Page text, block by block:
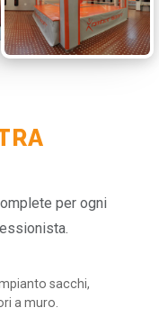
per ogni
sacchi,
a muro.